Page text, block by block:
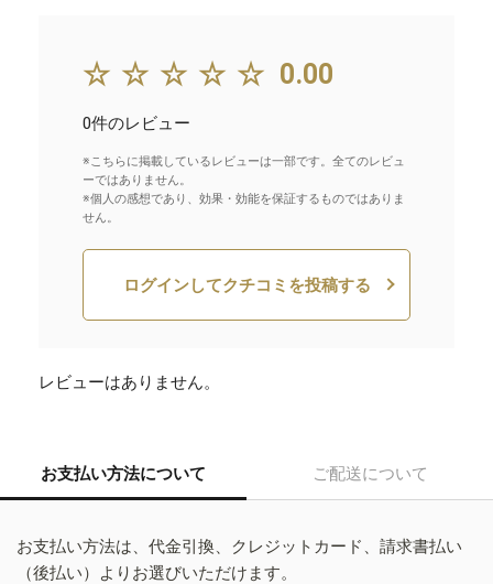
☆☆☆☆☆ 0.00
0件のレビュー
※こちらに掲載しているレビューは一部です。全てのレビュ
ーではありません。
※個人の感想であり、効果・効能を保証するものではありま
せん。
ログインしてクチコミを投稿する
レビューはありません。
お支払い方法について ご配送について
お支払い方法は、代金引換、クレジットカード、請求書払い
（後払い）よりお選びいただけます。